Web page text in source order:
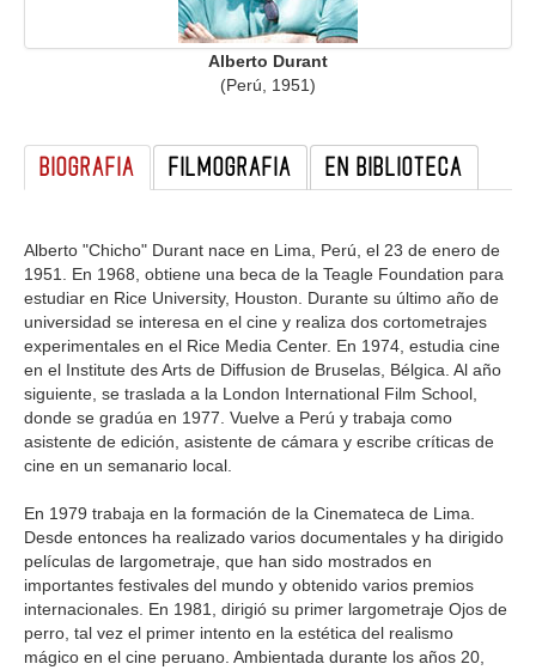
Alberto Durant
(Perú, 1951)
BIOGRAFIA FILMOGRAFIA EN BIBLIOTECA
Alberto "Chicho" Durant nace en Lima, Perú, el 23 de enero de
1951. En 1968, obtiene una beca de la Teagle Foundation para
estudiar en Rice University, Houston. Durante su último año de
universidad se interesa en el cine y realiza dos cortometrajes
experimentales en el Rice Media Center. En 1974, estudia cine
en el Institute des Arts de Diffusion de Bruselas, Bélgica. Al año
siguiente, se traslada a la London International Film School,
donde se gradúa en 1977. Vuelve a Perú y trabaja como
asistente de edición, asistente de cámara y escribe críticas de
cine en un semanario local.
En 1979 trabaja en la formación de la Cinemateca de Lima.
Desde entonces ha realizado varios documentales y ha dirigido
películas de largometraje, que han sido mostrados en
importantes festivales del mundo y obtenido varios premios
internacionales. En 1981, dirigió su primer largometraje Ojos de
perro, tal vez el primer intento en la estética del realismo
mágico en el cine peruano. Ambientada durante los años 20,